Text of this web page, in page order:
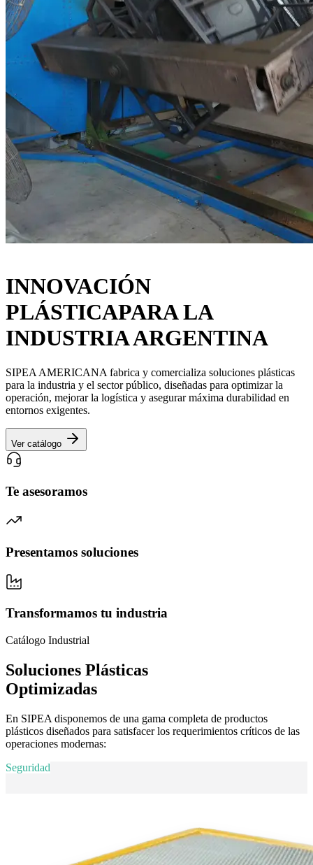
INNOVACIÓN
PLÁSTICAPARA LA
INDUSTRIA ARGENTINA
SIPEA AMERICANA fabrica y comercializa soluciones plásticas
para la industria y el sector público, diseñadas para optimizar la
operación, mejorar la logística y asegurar máxima durabilidad en
entornos exigentes.
Ver catálogo
Te asesoramos
Presentamos soluciones
Transformamos tu industria
Catálogo Industrial
Soluciones Plásticas
Optimizadas
En SIPEA disponemos de una gama completa de productos
plásticos diseñados para satisfacer los requerimientos críticos de las
operaciones modernas:
Seguridad